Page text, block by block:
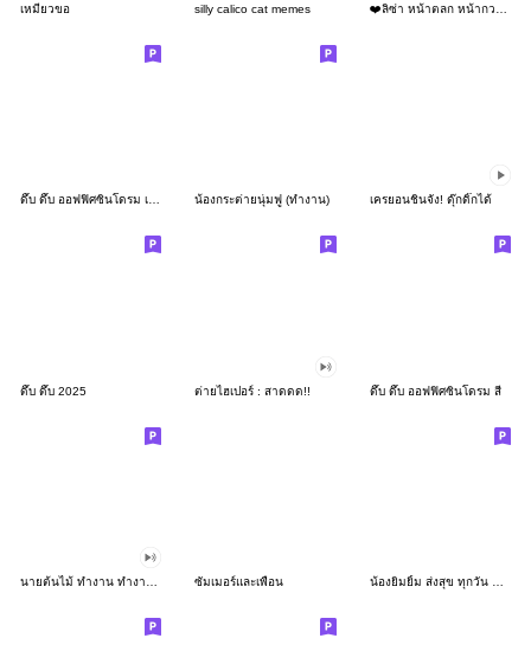
เหมียวขอ silly calico cat memes
ดึ๊บ ดึ๊บ ออฟฟิศซินโดรม เก้า น้องกระต่ายนุ่มฟู (ทำงาน) เครยอนชินจัง! ดุ๊กดิ๊กได้
ดึ๊บ ดึ๊บ 2025 ต่ายไฮเปอร์ : สาดดด!! ดึ๊บ ดึ๊บ ออฟฟิศซินโดรม สี่
ซัมเมอร์และเพื่อน